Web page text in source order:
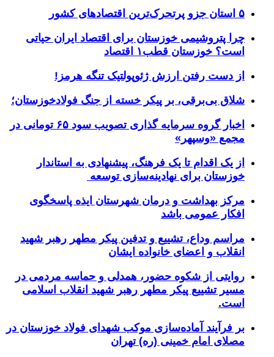
۵ استان جزو پرتحرک‌ترین اقتصاد‌های کشور
چرا پتروشیمی خوزستان برای اقتصاد ایران حیاتی
است؟ خوزستان قطب۱ اقتصاد
از دست رفتن ارزش ژئوپولتیک تنگه هرمز!
شلاق‌ بی‌برقی، بر پیکر خسته‌ از جنگ فولادخوزستان؛
اخبار گروه سرمایه گذاری تصویب سود ۶۵ تومانی در
مجمع «وسپهر»
از یک اقدام تا یک فرهنگ، پیشنهادی به استاندار
خوزستان برای نهادینه‌سازی توسعه
مرکز بهداشت و درمان شهرستان ایذه پاسخگوی
افکار عمومی باشد
مراسم وداع، تشییع و تدفین پیکر مطهر رهبر شهید
انقلاب و اعضای خانواده ایشان
روایتی از شکوه حضور، همدلی و حماسه مردمی در
مسیر تشییع پیکر مطهر رهبر شهید انقلاب اسلامی
است.
بر فرآیند آماده‌سازی موکب شهدای فولاد خوزستان در
مصلای امام خمینی (ره) تهران